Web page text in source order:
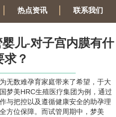
热点资讯 联系我们
儿-对子宫内膜有什
求？
无数难孕育家庭带来了希望，于大
梦美HRC生殖医疗集团为例，通过
与把控以及遵循健康安全的助孕理
方位保障。而试管周期中，梦美